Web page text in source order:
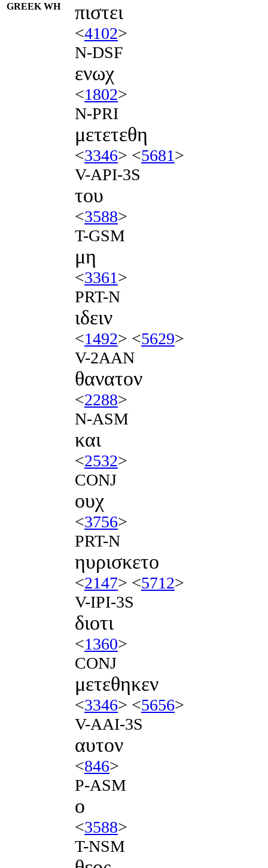
GREEK WH πιστει
<4102>
N-DSF
ενωχ
<1802>
N-PRI
μετετεθη
<3346> <5681>
V-API-3S
του
<3588>
T-GSM
μη
<3361>
PRT-N
ιδειν
<1492> <5629>
V-2AAN
θανατον
<2288>
N-ASM
και
<2532>
CONJ
ουχ
<3756>
PRT-N
ηυρισκετο
<2147> <5712>
V-IPI-3S
διοτι
<1360>
CONJ
μετεθηκεν
<3346> <5656>
V-AAI-3S
αυτον
<846>
P-ASM
ο
<3588>
T-NSM